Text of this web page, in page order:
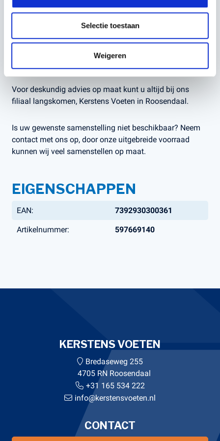
Selectie toestaan
Weigeren
trimmerkoppen en andere modellen die een 3,0 mm
trimmerlijn ondersteunen.
Met de Whisper Twist lijn kies je voor een stille, efficiënte
en duurzame oplossing voor jouw tuinklussen.
Voor deskundig advies op maat kunt u altijd bij ons
filiaal langskomen, Kerstens Voeten in Roosendaal.
Is uw gewenste samenstelling niet beschikbaar? Neem
contact met ons op, door onze uitgebreide voorraad
kunnen wij veel samenstellen op maat.
EIGENSCHAPPEN
EAN: 7392930300361
Artikelnummer: 597669140
KERSTENS VOETEN
Bredaseweg 255
4705 RN Roosendaal
+31 165 534 222
info@kerstensvoeten.nl
CONTACT